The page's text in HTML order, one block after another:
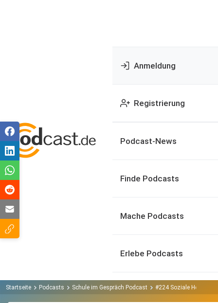
Anmeldung
Registrierung
Podcast-News
Finde Podcasts
Mache Podcasts
Erlebe Podcasts
Startseite Podcasts Schule im Gespräch Podcast #224 Soziale Herkunft